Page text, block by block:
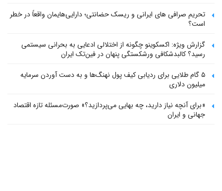
تحریم صرافی های ایرانی و ریسک حضانتی؛ دارایی‌هایمان واقعاً در خطر
است؟
گزارش ویژه: اکسکوینو چگونه از اختلالی ادعایی به بحرانی سیستمی
رسید؟ کالبدشکافی ورشکستگی پنهان در فین‌تک ایران
۵ گام طلایی برای ردیابی کیف پول‌ نهنگ‌ها و به دست آوردن سرمایه
میلیون دلاری
«برای آنچه نیاز دارید، چه بهایی می‌پردازید؟» صورت‌مسئله تازه اقتصاد
جهانی و ایران